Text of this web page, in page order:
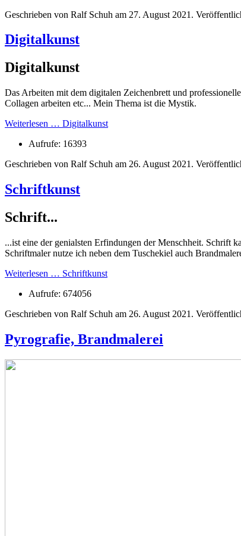
Geschrieben von Ralf Schuh am 27. August 2021 .
Digitalkunst
Digitalkunst
Das Arbeiten mit dem digitalen Zeichenbrett und
Collagen arbeiten etc... Mein Thema ist die Mystik.
Weiterlesen … Digitalkunst
Aufrufe: 16393
Geschrieben von Ralf Schuh am 26. August 2021 .
Schriftkunst
Schrift...
...ist eine der genialsten Erfindungen der Menschheit. Schrift
Schriftmaler nutze ich neben dem Tuschekiel auch
Weiterlesen … Schriftkunst
Aufrufe: 674056
Geschrieben von Ralf Schuh am 26. August 2021 .
Pyrografie, Brandmalerei